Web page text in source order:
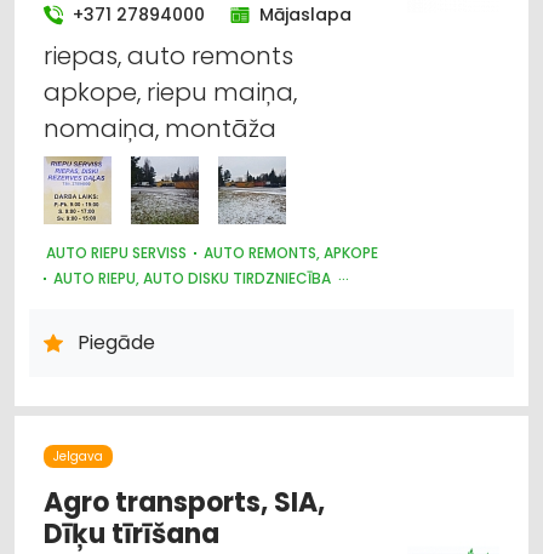
LAUKSAIMNIECĪBAS TEHNIKAS UN TRAKTORTEHNIKAS
LABOŠANA, REMONTS
KOKAPSTRĀDE
SADZĪVES TEHNIKAS TIRDZNIECĪBA
SADZĪVES TEHNIKAS VAIRUMTIRDZNIECĪBA
MEDICĪNAS TEHNIKA, INSTRUMENTI, PRECES UN PIEDERUMI
+371 27894000 Mājaslapa
riepas, auto remonts
apkope, riepu maiņa,
nomaiņa, montāža
AUTO RIEPU SERVISS
AUTO REMONTS, APKOPE
AUTO RIEPU, AUTO DISKU TIRDZNIECĪBA
AUTO ĶĪMIJA, AUTO KRĀSAS
Piegāde
Jelgava
Agro transports, SIA,
Dīķu tīrīšana